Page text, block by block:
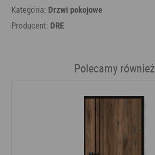
Kategoria: Drzwi pokojowe
Producent: DRE
Polecamy również